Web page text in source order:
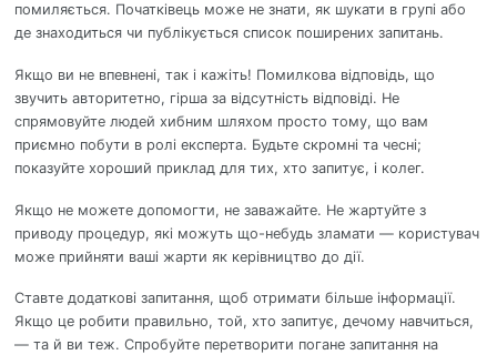
помиляється. Початківець може не знати, як шукати в групі або
де знаходиться чи публікується список поширених запитань.
Якщо ви не впевнені, так і кажіть! Помилкова відповідь, що
звучить авторитетно, гірша за відсутність відповіді. Не
спрямовуйте людей хибним шляхом просто тому, що вам
приємно побути в ролі експерта. Будьте скромні та чесні;
показуйте хороший приклад для тих, хто запитує, і колег.
Якщо не можете допомогти, не заважайте. Не жартуйте з
приводу процедур, які можуть що-небудь зламати — користувач
може прийняти ваші жарти як керівництво до дії.
Ставте додаткові запитання, щоб отримати більше інформації.
Якщо це робити правильно, той, хто запитує, дечому навчиться,
— та й ви теж. Спробуйте перетворити погане запитання на